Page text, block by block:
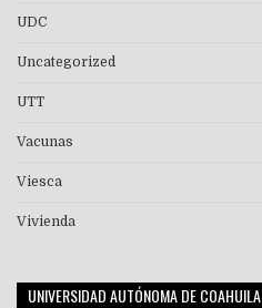
UDC
Uncategorized
UTT
Vacunas
Viesca
Vivienda
UNIVERSIDAD AUTÓNOMA DE COAHUILA